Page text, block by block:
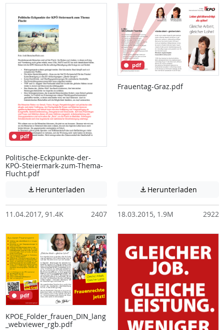
pdf
Politische-Eckpunkte-der-
KPÖ-Steiermark-zum-Thema-
Flucht.pdf
 Herunterladen Achtung: Diese Datei enthält unter
11.04.2017, 91.4K 2407
pdf
Frauentag-Graz.pdf
 Herunterladen
18.03.2015, 1.9M 2922
pdf
KPOE_Folder_frauen_DIN_lang
_webviewer_rgb.pdf